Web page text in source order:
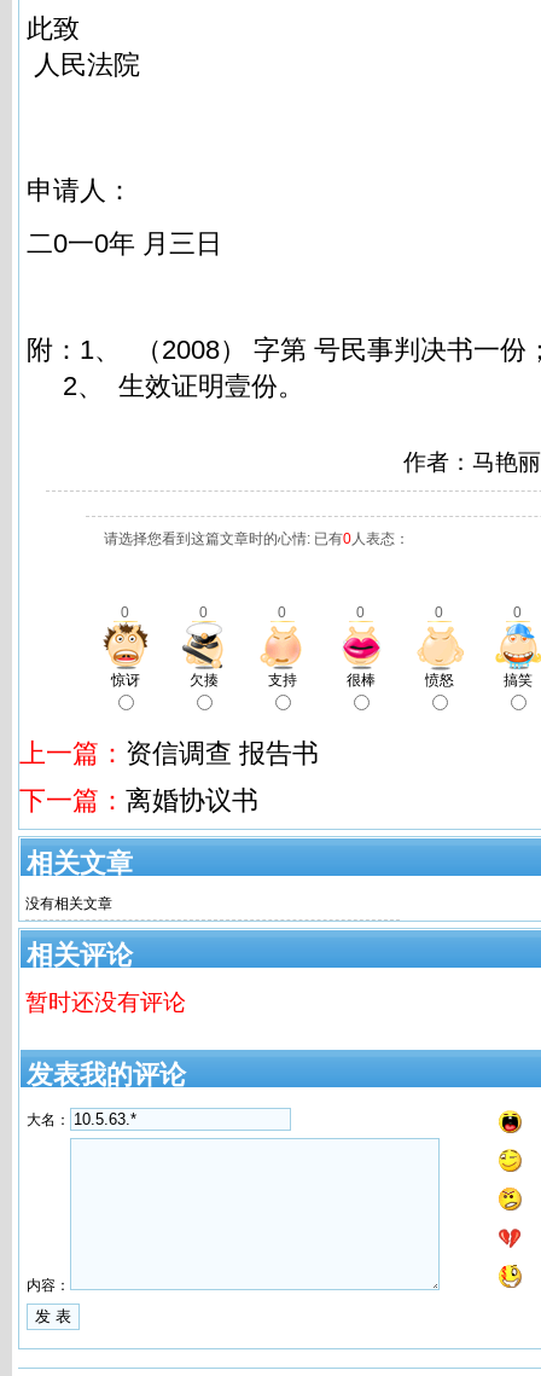
此致
人民法院
申请人：
二0一0年 月三日
附：1、 （2008） 字第 号民事判决书一份
2、 生效证明壹份。
作者：马艳
请选择您看到这篇文章时的心情: 已有0人表态：
0 0 0 0 0 0
惊讶 欠揍 支持 很棒 愤怒 搞笑
上一篇： 资信调查 报告书
下一篇： 离婚协议书
相关文章
没有相关文章
相关评论
暂时还没有评论
发表我的评论
大名：
内容：